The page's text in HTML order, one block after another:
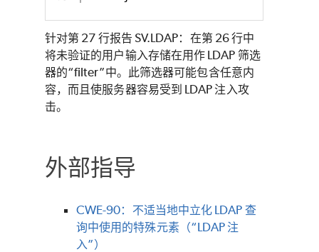
针对第 27 行报告 SV.LDAP：在第 26 行中
将未验证的用户输入存储在用作 LDAP 筛选
器的“filter”中。此筛选器可能包含任意内
容，而且使服务器容易受到 LDAP 注入攻
击。
外部指导
CWE-90：不适当地中立化 LDAP 查
询中使用的特殊元素（“LDAP 注
入”）